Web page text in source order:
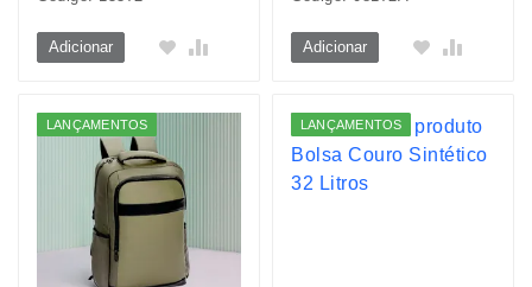
Adicionar Adicionar
LANÇAMENTOS LANÇAMENTOS